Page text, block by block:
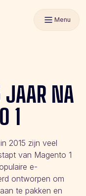
Menu
NA
1
2015 zijn veel
van Magento 1
e-
ontworpen om
te pakken en